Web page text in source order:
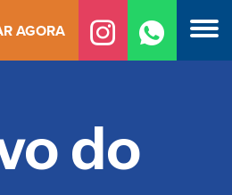
AGORA
do